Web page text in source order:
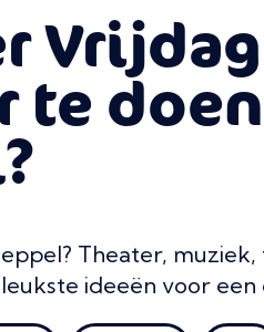
te
Theater,
ideeën voor